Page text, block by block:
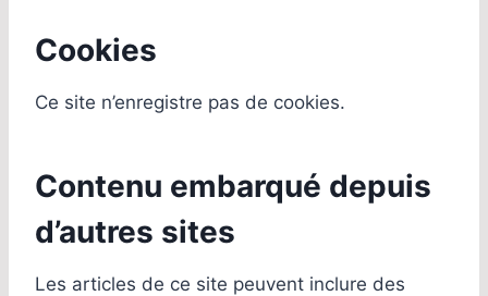
Cookies
Ce site n’enregistre pas de cookies.
Contenu embarqué depuis
d’autres sites
Les articles de ce site peuvent inclure des